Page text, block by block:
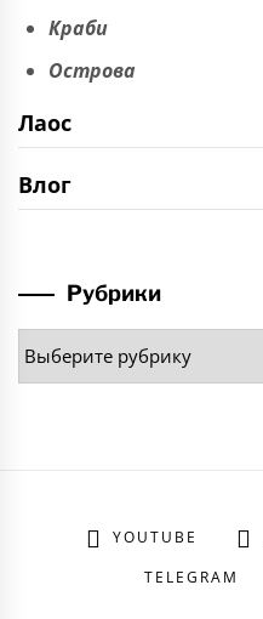
Краби
Острова
Лаос
Влог
Рубрики
Рубрики
YOUTUBE
TELEGRAM